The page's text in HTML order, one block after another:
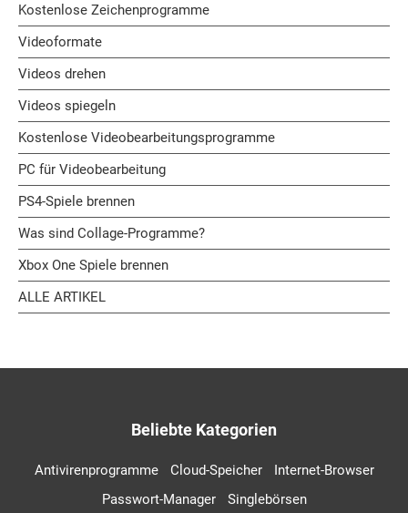
Kostenlose Zeichenprogramme
Videoformate
Videos drehen
Videos spiegeln
Kostenlose Videobearbeitungsprogramme
PC für Videobearbeitung
PS4-Spiele brennen
Was sind Collage-Programme?
Xbox One Spiele brennen
ALLE ARTIKEL
Beliebte Kategorien
Antivirenprogramme Cloud-Speicher
Internet-Browser
Passwort-Manager
Singlebörsen